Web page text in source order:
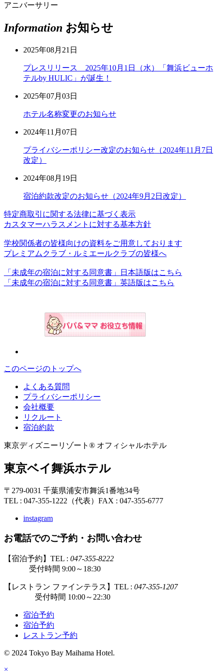
アニバーサリー
Information お知らせ
2025年08月21日
プレスリリース 2025年10月1日（水）「舞浜ビューホ
テルby HULIC」が誕生！
2025年07月03日
ホテル名称変更のお知らせ
2024年11月07日
プライバシーポリシー改定のお知らせ（2024年11月7日
改定）
2024年08月19日
宿泊約款改定のお知らせ（2024年9月2日改定）
特定商取引に関する法律に基づく表示
カスタマーハラスメントに対する基本方針
学校関係者の皆様向けの資料をご用意しております
プレミアムクラブ・ルミエールクラブの皆様へ
「未成年の宿泊に対する同意書」日本語版はこちら
「未成年の宿泊に対する同意書」英語版はこちら
このページのトップへ
よくある質問
プライバシーポリシー
会社概要
リクルート
宿泊約款
東京ディズニーリゾート® オフィシャルホテル
東京ベイ舞浜ホテル
〒279-0031 千葉県浦安市舞浜1番地34号
TEL : 047-355-1222（代表） FAX : 047-355-6777
instagram
お電話でのご予約・お問い合わせ
【宿泊予約】TEL : 047-355-8222
受付時間 9:00～18:30
【レストラン ファインテラス】TEL : 047-355-1207
受付時間 10:00～22:30
宿泊予約
宿泊予約
レストラン予約
© 2024 Tokyo Bay Maihama Hotel.
×